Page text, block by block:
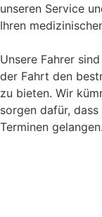
unseren Service
Ihren
Unsere Fahrer
der Fahrt den
zu bieten. Wir
sorgen dafür,
Terminen gelangen.